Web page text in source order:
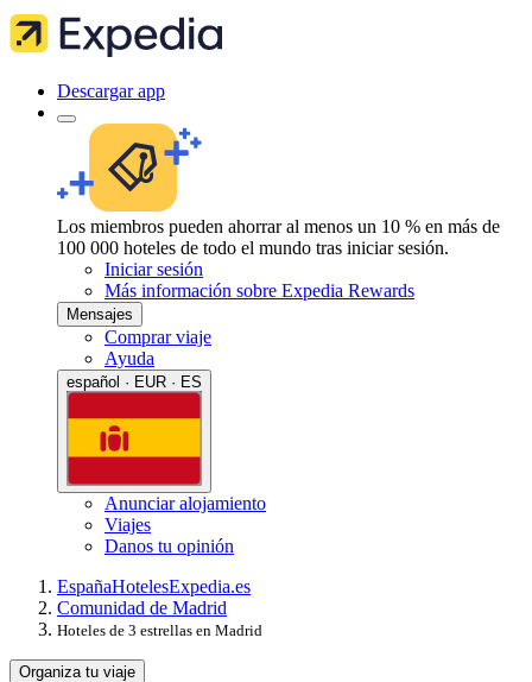
Descargar app
Los miembros pueden ahorrar al menos un 10 % en más de
100 000 hoteles de todo el mundo tras iniciar sesión.
Iniciar sesión
Más información sobre Expedia Rewards
Mensajes
Comprar viaje
Ayuda
español · EUR · ES
Anunciar alojamiento
Viajes
Danos tu opinión
EspañaHotelesExpedia.es
Comunidad de Madrid
Hoteles de 3 estrellas en Madrid
Organiza tu viaje